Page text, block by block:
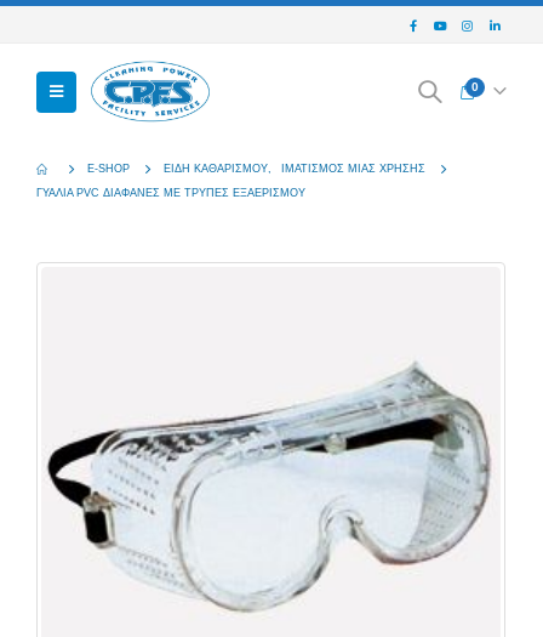
0
E-SHOP ΕΊΔΗ ΚΑΘΑΡΙΣΜΟΎ
ΙΜΑΤΙΣΜΌΣ ΜΙΆΣ ΧΡΉΣΗΣ
ΓΥΑΛΙΆ PVC ΔΙΑΦΑΝΈΣ ΜΕ ΤΡΎΠΕΣ ΕΞΑΕΡΙΣΜΟΎ